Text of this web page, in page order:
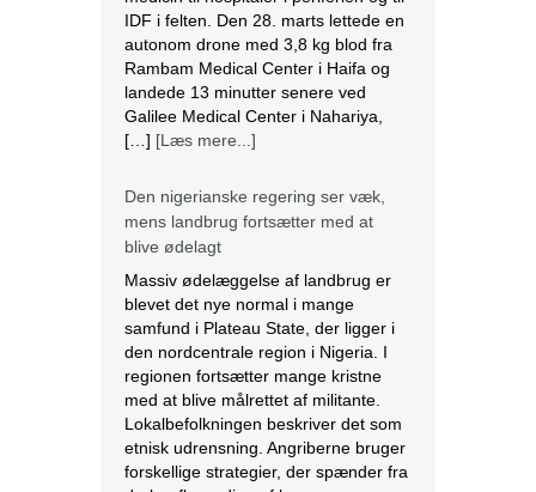
IDF i felten. Den 28. marts lettede en
autonom drone med 3,8 kg blod fra
Rambam Medical Center i Haifa og
landede 13 minutter senere ved
Galilee Medical Center i Nahariya,
[…] [Læs mere...]
Den nigerianske regering ser væk,
mens landbrug fortsætter med at
blive ødelagt
Massiv ødelæggelse af landbrug er
blevet det nye normal i mange
samfund i Plateau State, der ligger i
den nordcentrale region i Nigeria. I
regionen fortsætter mange kristne
med at blive målrettet af militante.
Lokalbefolkningen beskriver det som
etnisk udrensning. Angriberne bruger
forskellige strategier, der spænder fra